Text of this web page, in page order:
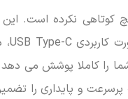
کوتاهی نکرده است.
5.4، اتصال اینترنت پرسرعت